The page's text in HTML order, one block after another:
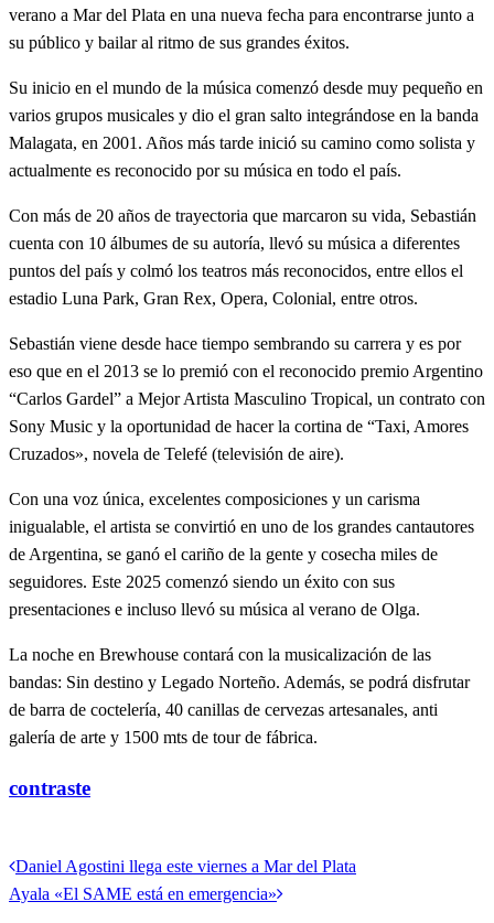
verano a Mar del Plata en una nueva fecha para encontrarse junto a
su público y bailar al ritmo de sus grandes éxitos.
Su inicio en el mundo de la música comenzó desde muy pequeño en
varios grupos musicales y dio el gran salto integrándose en la banda
Malagata, en 2001. Años más tarde inició su camino como solista y
actualmente es reconocido por su música en todo el país.
Con más de 20 años de trayectoria que marcaron su vida, Sebastián
cuenta con 10 álbumes de su autoría, llevó su música a diferentes
puntos del país y colmó los teatros más reconocidos, entre ellos el
estadio Luna Park, Gran Rex, Opera, Colonial, entre otros.
Sebastián viene desde hace tiempo sembrando su carrera y es por
eso que en el 2013 se lo premió con el reconocido premio Argentino
“Carlos Gardel” a Mejor Artista Masculino Tropical, un contrato con
Sony Music y la oportunidad de hacer la cortina de “Taxi, Amores
Cruzados», novela de Telefé (televisión de aire).
Con una voz única, excelentes composiciones y un carisma
inigualable, el artista se convirtió en uno de los grandes cantautores
de Argentina, se ganó el cariño de la gente y cosecha miles de
seguidores. Este 2025 comenzó siendo un éxito con sus
presentaciones e incluso llevó su música al verano de Olga.
La noche en Brewhouse contará con la musicalización de las
bandas: Sin destino y Legado Norteño. Además, se podrá disfrutar
de barra de coctelería, 40 canillas de cervezas artesanales, anti
galería de arte y 1500 mts de tour de fábrica.
contraste
Navegación
Entrada
anterior
Daniel Agostini llega este viernes a Mar del Plata
Entrada
Ayala «El SAME está en emergencia»